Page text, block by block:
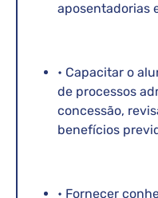
aposentadorias
• Capacitar o
de processos
concessão,
benefícios
• Fornecer